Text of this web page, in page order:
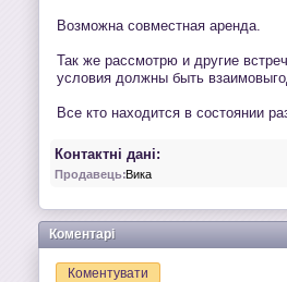
Возможна совместная аренда.
Так же рассмотрю и другие
условия должны быть
Все кто находится в состоянии
Контактні дані:
Продавець:Вика
Коментарі
Коментувати